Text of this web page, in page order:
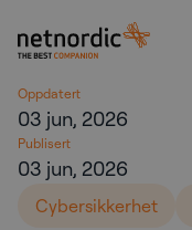
NetNordic Norway
Oppdatert
03 jun, 2026
Publisert
03 jun, 2026
Cybersikkerhet